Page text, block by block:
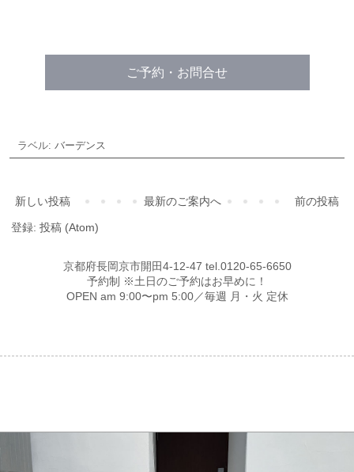
ご予約・お問合せ
ラベル: バーデンス
新しい投稿 前の投稿
最新のご案内へ
登録: 投稿 (Atom)
京都府長岡京市開田4-12-47 tel.0120-65-6650
予約制 ※土日のご予約はお早めに！
OPEN am 9:00〜pm 5:00／毎週 月・火 定休